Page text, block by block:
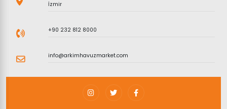
İzmir
+90 232 812 8000
info@arkimhavuzmarket.com